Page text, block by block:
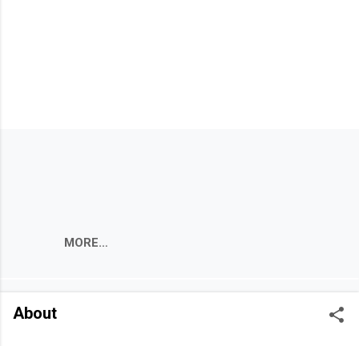
MORE…
About